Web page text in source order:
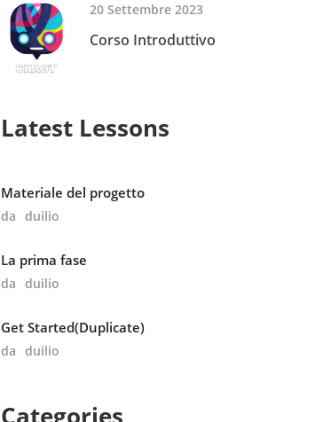
20 Settembre 2023
Corso Introduttivo
Latest Lessons
Materiale del progetto
da duilio
La prima fase
da duilio
Get Started(Duplicate)
da duilio